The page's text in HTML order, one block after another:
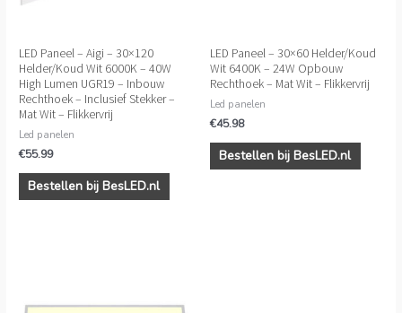
LED Paneel – Aigi – 30×120
Helder/Koud Wit 6000K – 40W
High Lumen UGR19 – Inbouw
Rechthoek – Inclusief Stekker –
Mat Wit – Flikkervrij
Led panelen
€55.99
Bestellen bij BesLED.nl
LED Paneel – 30×60 Helder/Koud
Wit 6400K – 24W Opbouw
Rechthoek – Mat Wit – Flikkervrij
Led panelen
€45.98
Bestellen bij BesLED.nl